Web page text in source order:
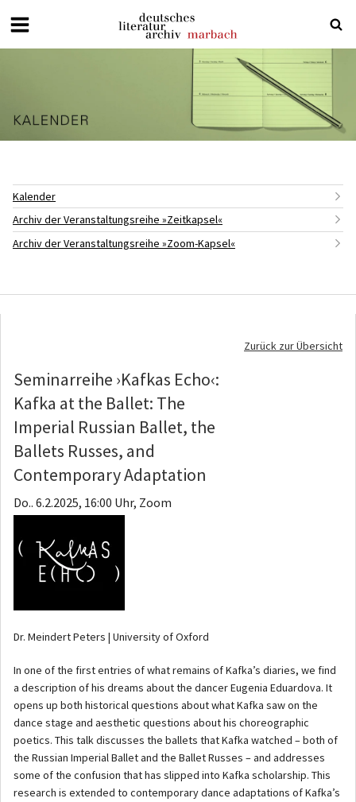
Deutsches
Literaturarchiv
Kalender
Archiv der Veranstaltungsreihe »Zeitkapsel«
Archiv der Veranstaltungsreihe »Zoom-Kapsel«
Zurück zur Übersicht
Seminarreihe ›Kafkas Echo‹:
Kafka at the Ballet: The
Imperial Russian Ballet, the
Ballets Russes, and
Contemporary Adaptation
Do.. 6.2.2025, 16:00 Uhr, Zoom
Dr. Meindert Peters | University of Oxford
In one of the first entries of what remains of Kafka’s diaries, we find
a description of his dreams about the dancer Eugenia Eduardova. It
opens up both historical questions about what Kafka saw on the
dance stage and aesthetic questions about his choreographic
poetics. This talk discusses the ballets that Kafka watched – both of
the Russian Imperial Ballet and the Ballet Russes – and addresses
some of the confusion that has slipped into Kafka scholarship. This
research is extended to contemporary dance adaptations of Kafka’s